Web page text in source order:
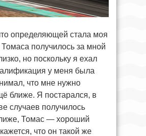
определяющей стала моя
Томаса получилось за мной
но поскольку я ехал
у меня была
что мне нужно
ближе. Я постарался, в
случаев получилось
Томас — хороший
что он такой же